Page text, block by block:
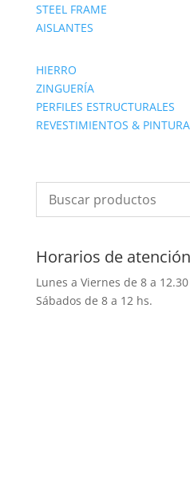
STEEL FRAME
AISLANTES
HIERRO
ZINGUERÍA
PERFILES ESTRUCTURALES
REVESTIMIENTOS &
Horarios de atención
Lunes a Viernes de 8 a
Sábados de 8 a 12 hs.